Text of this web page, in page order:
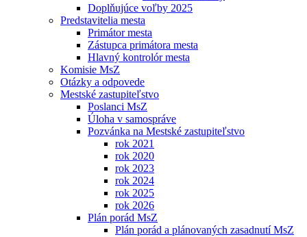
Doplňujúce voľby 2025
Predstavitelia mesta
Primátor mesta
Zástupca primátora mesta
Hlavný kontrolór mesta
Komisie MsZ
Otázky a odpovede
Mestské zastupiteľstvo
Poslanci MsZ
Úloha v samospráve
Pozvánka na Mestské zastupiteľstvo
rok 2021
rok 2020
rok 2023
rok 2024
rok 2025
rok 2026
Plán porád MsZ
Plán porád a plánovaných zasadnutí MsZ